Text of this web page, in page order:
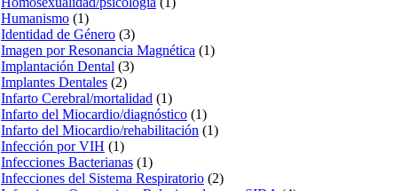
Humanismo (1)
Identidad de Género (3)
Imagen por Resonancia Magnética (1)
Implantación Dental (3)
Implantes Dentales (2)
Infarto Cerebral/mortalidad (1)
Infarto del Miocardio/diagnóstico (1)
Infarto del Miocardio/rehabilitación (1)
Infección por VIH (1)
Infecciones Bacterianas (1)
Infecciones del Sistema Respiratorio (2)